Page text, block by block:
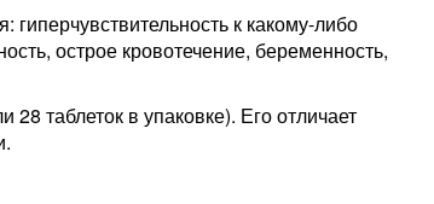
к какому-либо
острое кровотечение, беременность,
28 таблеток в упаковке). Его отличает